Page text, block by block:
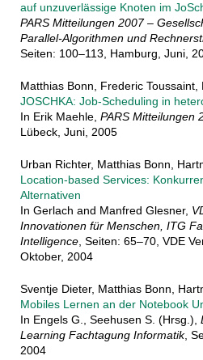
auf unzuverlässige Knoten im
PARS Mitteilungen 2007 –
Parallel-Algorithmen und
Seiten: 100–113, Hamburg, Juni,
Matthias Bonn, Frederic Toussaint,
JOSCHKA: Job-Scheduling in
In Erik Maehle, PARS Mitteilungen
Lübeck, Juni, 2005
Urban Richter, Matthias Bonn,
Location-based Services:
Alternativen
In Gerlach and Manfred Glesner,
Innovationen für Menschen, ITG
Intelligence, Seiten: 65–70, VDE
Oktober, 2004
Sventje Dieter, Matthias Bonn,
Mobiles Lernen an der Notebook
In Engels G., Seehusen S. (Hrsg.),
Learning Fachtagung Informatik,
2004